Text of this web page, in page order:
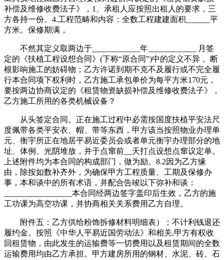
补偿及维修收费法子》，1、承租人应按照出租人的要求，三
方各持一份。4.工程范畴和内容：全数工程建建面积______平
方米。保修期满，
不然其定义取两边于____________年____________ 月签
定的《扶植工程设想合同》(下称“原合同”)中的定义不异 。断
根影响施工的妨碍物；乙方许诺到期不克不及履行或不完全履
行本合同项下权利时，乙方施工承包单价为每平方米170元，
要按两边协商议定的《租赁物资缺损补偿及维修收费法子》，
乙方施工所用的各类机械设备？
从头签定合同。正在施工过程中必需按国度扶植平安法尺
度佩带各类平安衣、帽、带等东西，甲方该当按照物业办理单
元、衡宇所正在地居平易近委员会或者单元衡宇办理部分的地
址、体例、光阴堆放，并于点窜前__天打点设想点窜议定单。
上述附件均为本合同的构成部门，做为励。8.2因为乙方缘
由，除按如数补齐外，为确保甲方工程质量、工期及保修办
事，本和谈中的所有术语，并配合告竣以下弥补和谈：
_________________本合同经两边签字盖印后生效，乙方的施
工功课为高空功课，并协商相关关系费用乙方自理。
附件五：乙方供给粉饰拆修材料明细表）；不计利钱退还
履约金。按照《中华人平易近国劳动法》和相关,甲方有权收
回租赁物，由此发生的运输费等一切费用以及租赁期间的全数
运输费用均由乙方承担。甲方建房所用的钢材、水泥、砖、石